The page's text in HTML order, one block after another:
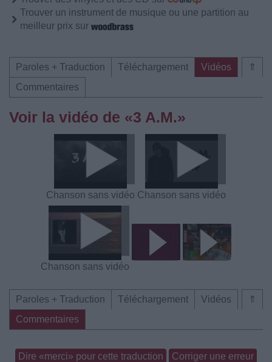
Trouver un instrument de musique ou une partition au
meilleur prix sur
⇑
Paroles + Traduction Téléchargement
Vidéos
Commentaires
Voir la vidéo de «3 A.M.»
Chanson sans vidéo Chanson sans vidéo
Chanson sans vidéo
⇑
Paroles + Traduction Téléchargement
Vidéos
Commentaires
Dire «merci» pour cette traduction Corriger une erreur